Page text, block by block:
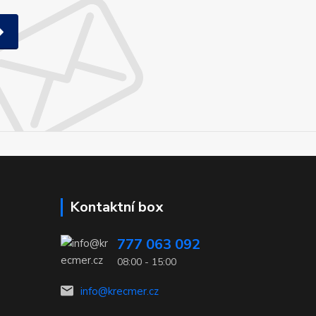
Kontaktní box
777 063 092
08:00 - 15:00
info@krecmer.cz